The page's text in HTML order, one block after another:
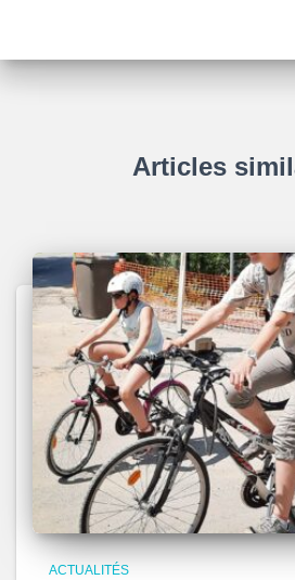
Articles
ACTUALITÉS